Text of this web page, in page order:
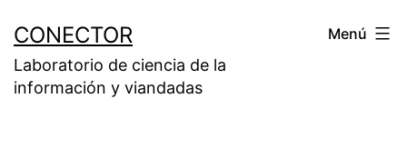
contenido
CONECTOR
Laboratorio de ciencia de la
información y viandadas
Menú